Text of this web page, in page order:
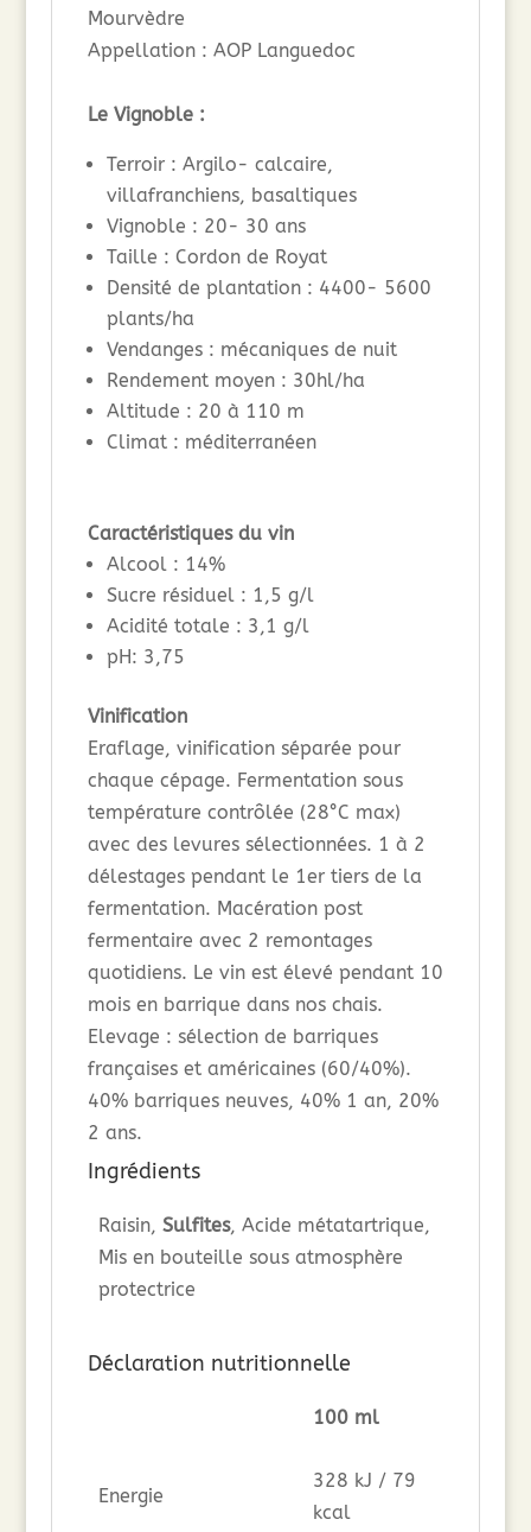
Mourvèdre
Appellation : AOP Languedoc
Le Vignoble :
Terroir : Argilo- calcaire,
villafranchiens, basaltiques
Vignoble : 20- 30 ans
Taille : Cordon de Royat
Densité de plantation : 4400- 5600
plants/ha
Vendanges : mécaniques de nuit
Rendement moyen : 30hl/ha
Altitude : 20 à 110 m
Climat : méditerranéen
Caractéristiques du vin
Alcool : 14%
Sucre résiduel : 1,5 g/l
Acidité totale : 3,1 g/l
pH: 3,75
Vinification
Eraflage, vinification séparée pour
chaque cépage. Fermentation sous
température contrôlée (28°C max)
avec des levures sélectionnées. 1 à 2
délestages pendant le 1er tiers de la
fermentation. Macération post
fermentaire avec 2 remontages
quotidiens. Le vin est élevé pendant 10
mois en barrique dans nos chais.
Elevage : sélection de barriques
françaises et américaines (60/40%).
40% barriques neuves, 40% 1 an, 20%
2 ans.
Ingrédients
Raisin, Sulfites, Acide métatartrique,
Mis en bouteille sous atmosphère
protectrice
Déclaration nutritionnelle
100 ml
Energie
328 kJ / 79
kcal